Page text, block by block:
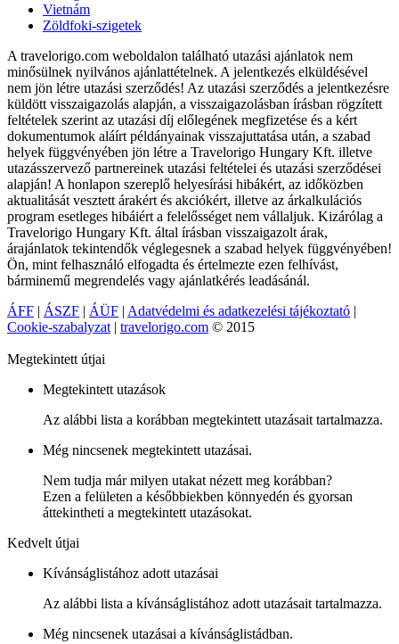
Vietnám
Zöldfoki-szigetek
A travelorigo.com weboldalon található utazási ajánlatok nem
minősülnek nyilvános ajánlattételnek. A jelentkezés elküldésével
nem jön létre utazási szerződés! Az utazási szerződés a jelentkezésre
küldött visszaigazolás alapján, a visszaigazolásban írásban rögzített
feltételek szerint az utazási díj előlegének megfizetése és a kért
dokumentumok aláírt példányainak visszajuttatása után, a szabad
helyek függvényében jön létre a Travelorigo Hungary Kft. illetve
utazásszervező partnereinek utazási feltételei és utazási szerződései
alapján! A honlapon szereplő helyesírási hibákért, az időközben
aktualitását vesztett árakért és akciókért, illetve az árkalkulációs
program esetleges hibáiért a felelősséget nem vállaljuk. Kizárólag a
Travelorigo Hungary Kft. által írásban visszaigazolt árak,
árajánlatok tekintendők véglegesnek a szabad helyek függvényében!
Ön, mint felhasználó elfogadta és értelmezte ezen felhívást,
bárminemű megrendelés vagy ajánlatkérés leadásánál.
ÁFF | ÁSZF | ÁÜF | Adatvédelmi és adatkezelési tájékoztató |
Cookie-szabalyzat | travelorigo.com © 2015
Megtekintett útjai
Megtekintett utazások
Az alábbi lista a korábban megtekintett utazásait tartalmazza.
Még nincsenek megtekintett utazásai.
Nem tudja már milyen utakat nézett meg korábban?
Ezen a felületen a későbbiekben könnyedén és gyorsan
áttekintheti a megtekintett utazásokat.
Kedvelt útjai
Kívánságlistához adott utazásai
Az alábbi lista a kívánságlistához adott utazásait tartalmazza.
Még nincsenek utazásai a kívánságlistádban.